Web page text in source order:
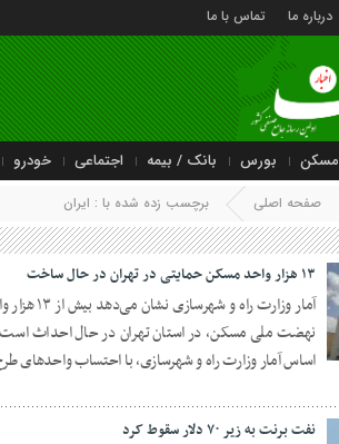
درباره ما تماس با ما
مسکن بورس بانک / بیمه اجتماعی خودرو
صفحه اصلی برچسب زده شده با : ایران
۱۳ هزار واحد مسکن حمایتی در تهران در حال ساخت
آمار
نهضت ملی مسکن، در استان تهران در حال احداث است.
اساس آمار وزارت راه و شهرسازی، با احتساب واحدهای طرح
نفت برنت به زیر ۷۰ دلار سقوط کرد